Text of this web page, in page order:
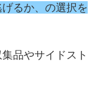
るか、の選択を
品やサイドスト